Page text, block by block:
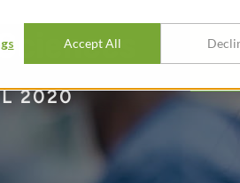
Accept All
2020